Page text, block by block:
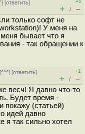
] [ответить]
+1
+ / –
только софт не
У меня на
бывает что я
- так обращении к
^^^] [ответить]
+1
+ / –
весч! Я давно что-то
Будет время -
покажу (статьей)
идей давно
я так сильно хотел